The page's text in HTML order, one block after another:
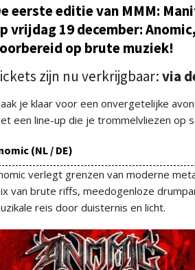
eerste editie van MMM:
vrijdag 19 december:
op brute muziek!
zijn nu verkrijgbaar:via
je klaar voor een onvergetelijke
een line-up die je trommelvliezen op
(NL / DE)
verlegt grenzen van moderne
van brute riffs, meedogenloze
reis door duisternis en licht.